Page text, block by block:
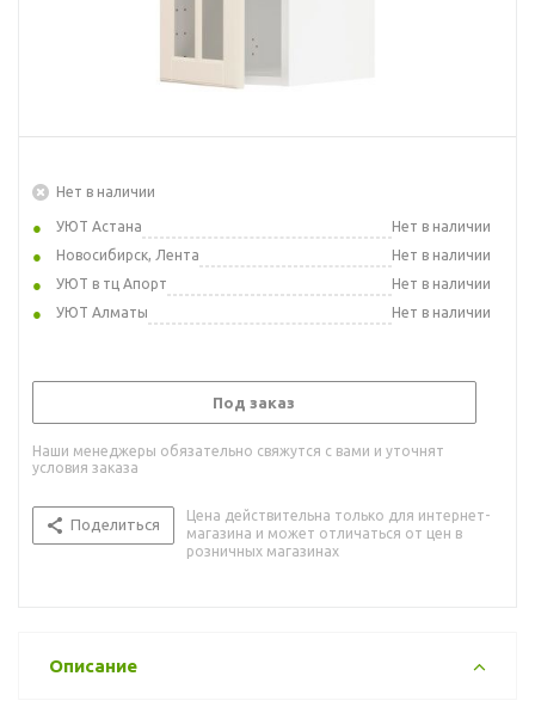
Нет в наличии
УЮТ Астана
Нет в наличии
Новосибирск, Лента
Нет в наличии
УЮТ в тц Апорт
Нет в наличии
УЮТ Алматы
Нет в наличии
Под заказ
Наши менеджеры обязательно свяжутся с вами и уточнят
условия заказа
Поделиться
Цена действительна только для интернет-
магазина и может отличаться от цен в
розничных магазинах
Описание